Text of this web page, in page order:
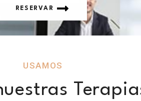
RESERVAR
USAMOS